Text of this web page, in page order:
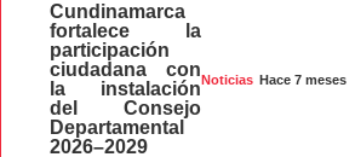
Noticias Hace 7 meses
Cundinamarca
fortalece la
participación
ciudadana con
la instalación
del Consejo
Departamental
2026–2029